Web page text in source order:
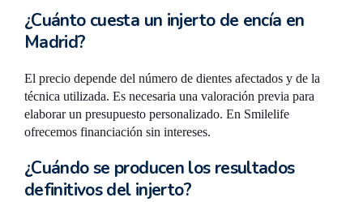
¿Cuánto cuesta un injerto de encía en
Madrid?
El precio depende del número de dientes afectados y de la
técnica utilizada. Es necesaria una valoración previa para
elaborar un presupuesto personalizado. En Smilelife
ofrecemos financiación sin intereses.
¿Cuándo se producen los resultados
definitivos del injerto?